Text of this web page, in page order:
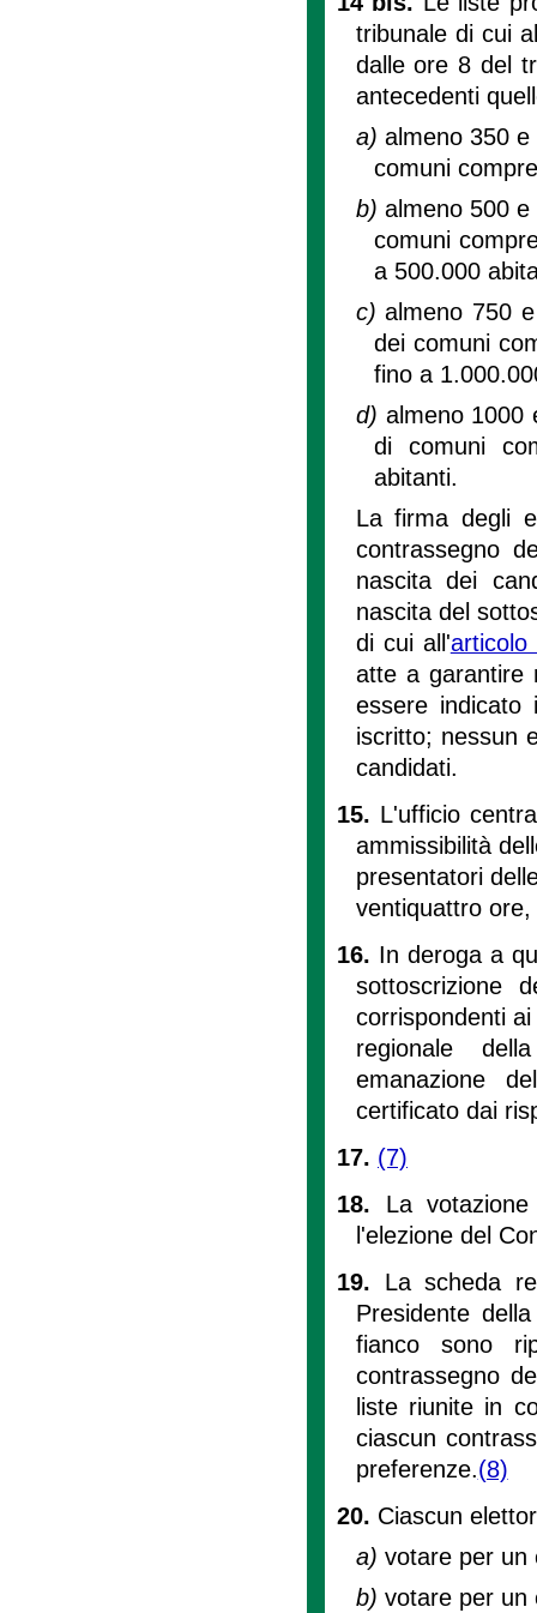
tribunale di cui
dalle ore 8 del
antecedenti
a) almeno 350
comuni
b) almeno 500
comuni
a 500.000
c)almeno 750
dei comuni
fino a
d) almeno 1000
di comuni
abitanti.
La firma degli
contrassegno
nascita dei
nascita del
di cui all'
atte a garantire
essere indicato
iscritto; nessun
candidati.
15. L'ufficio
ammissibilità
presentatori
ventiquattro
16. In deroga a
sottoscrizione
corrispondenti
regionale
emanazione
certificato dai
17. (7)
18. La
l'elezione del
19. La scheda
Presidente
fianco sono
contrassegno
liste riunite in
ciascun
preferenze.(8)
20. Ciascun
a) votare per un
b) votare per un